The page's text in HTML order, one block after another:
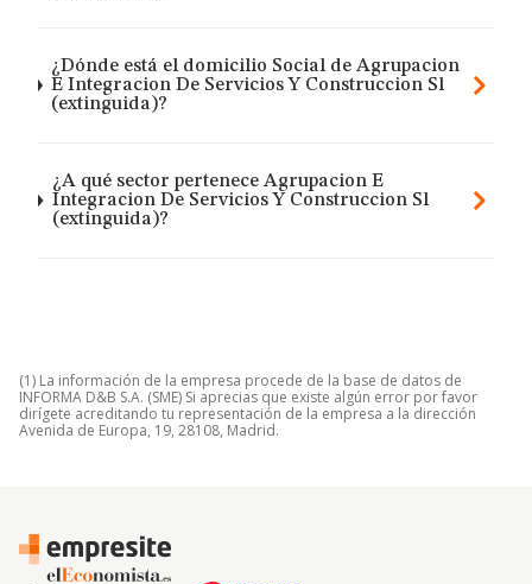
¿Dónde está el domicilio Social de Agrupacion
E Integracion De Servicios Y Construccion Sl
(extinguida)?
¿A qué sector pertenece Agrupacion E
Integracion De Servicios Y Construccion Sl
(extinguida)?
(1) La información de la empresa procede de la base de datos de
INFORMA D&B S.A. (SME) Si aprecias que existe algún error por favor
dirígete acreditando tu representación de la empresa a la dirección
Avenida de Europa, 19, 28108, Madrid.